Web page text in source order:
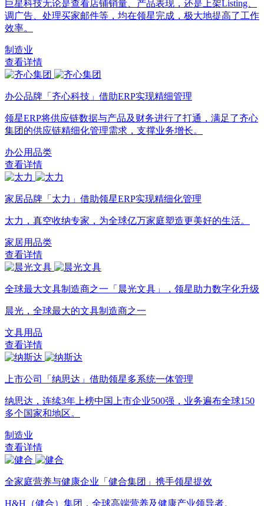
巨星科技无论是查看店铺销量、产品表现，还是上架Listing、
调广告、处理买家邮件等，均在领星完成，极大地提高了工作
效率。
制造业
查看详情
办公品牌「齐心科技」借助ERP实现精细管理
领星ERP将供应链数据与产品及财务进行了打通，满足了齐心
集团的供应链精细化管理需求，支撑业务增长。
办公用品类
查看详情
家居品牌「太力」借助领星ERP实现精细化管理
太力，真空收纳专家，为全球亿万家庭塑造更美好的生活。
家居用品类
查看详情
全球最大文具制造商之一「晨光文具」，领星助力数字化升级
晨光，全球最大的文具制造商之一
文具用品
查看详情
上市公司「纳思达」借助领星多系统一体管理
纳思达，连续3年上榜中国上市企业500强，业务遍布全球150
多个国家和地区。
制造业
查看详情
全家庭营养与健康企业「健合集团」携手领星提效
H&H（健合）集团，全球高端营养及健康产业领导者。